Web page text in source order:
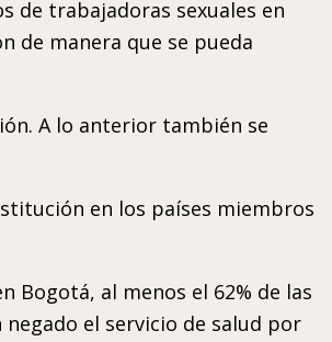
de trabajadoras sexuales en
de manera que se pueda
A lo anterior también se
en los países miembros
Bogotá, al menos el 62% de las
el servicio de salud por